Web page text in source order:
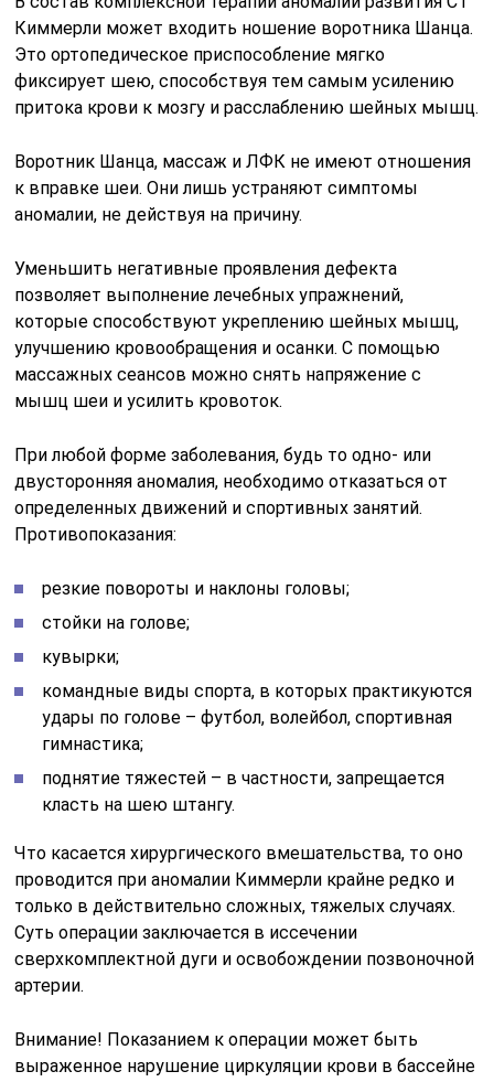
Киммерли может входить ношение воротника Шанца.
Это ортопедическое приспособление мягко
фиксирует шею, способствуя тем самым усилению
притока крови к мозгу и расслаблению шейных мышц.
Воротник Шанца, массаж и ЛФК не имеют отношения
к вправке шеи. Они лишь устраняют симптомы
аномалии, не действуя на причину.
Уменьшить негативные проявления дефекта
позволяет выполнение лечебных упражнений,
которые способствуют укреплению шейных мышц,
улучшению кровообращения и осанки. С помощью
массажных сеансов можно снять напряжение с
мышц шеи и усилить кровоток.
При любой форме заболевания, будь то одно- или
двусторонняя аномалия, необходимо отказаться от
определенных движений и спортивных занятий.
Противопоказания:
резкие повороты и наклоны головы;
стойки на голове;
кувырки;
командные виды спорта, в которых практикуются
удары по голове – футбол, волейбол, спортивная
гимнастика;
поднятие тяжестей – в частности, запрещается
класть на шею штангу.
Что касается хирургического вмешательства, то оно
проводится при аномалии Киммерли крайне редко и
только в действительно сложных, тяжелых случаях.
Суть операции заключается в иссечении
сверхкомплектной дуги и освобождении позвоночной
артерии.
Внимание! Показанием к операции может быть
выраженное нарушение циркуляции крови в бассейне